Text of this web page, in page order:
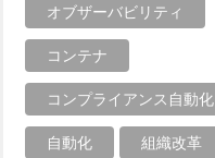
オブザーバビリティ
コンテナ
コンプライアンス自動化
自動化 組織改革